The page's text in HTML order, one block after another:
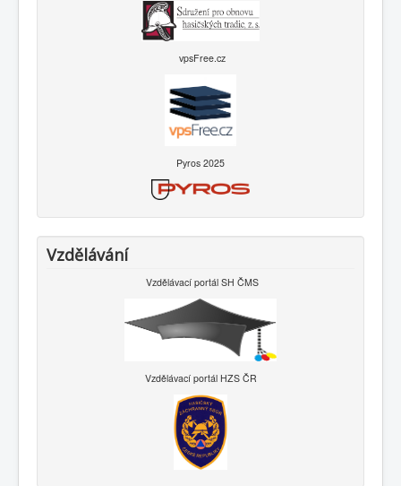
vpsFree.cz
Pyros 2025
Vzdělávání
Vzdělávací portál SH ČMS
Vzdělávací portál HZS ČR